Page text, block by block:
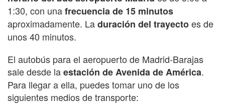
1:30, con unafrecuencia de 15 minutos
aproximadamente. Laduración del trayectoes de
unos 40 minutos.
El autobús para el aeropuerto de Madrid-Barajas
sale desde laestación de Avenida de América.
Para llegar a ella, puedes tomar uno de los
siguientes medios de transporte: